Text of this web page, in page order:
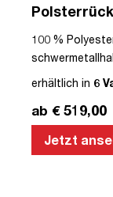
100 %
Textil |
Streamo | bis
geprüfte
Ergonomie |
erhältlich in 6
ab € 519,00
Jetzt